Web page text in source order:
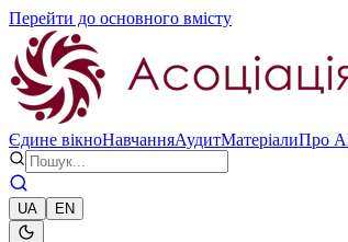
Перейти до основного вмісту
Єдине вікноНавчанняАудитМатеріалиПро
UA EN